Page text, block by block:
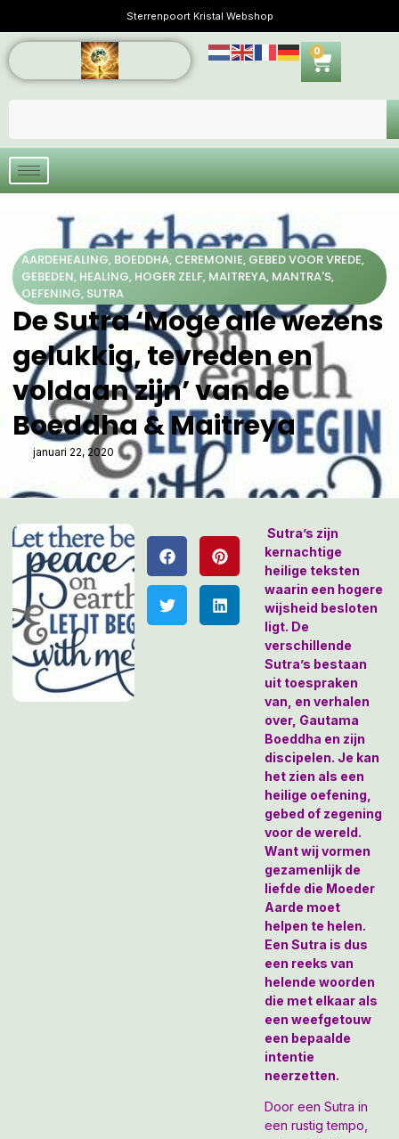
Sterrenpoort Kristal Webshop
0
AARDEHEALING, BOEDDHA, CEREMONIE, GEBED VOOR VREDE,
GEBEDEN, HEALING, HOGER ZELF, MAITREYA, MANTRA'S,
OEFENING, SUTRA
De Sutra ‘Moge alle wezens
gelukkig, tevreden en
voldaan zijn’ van de
Boeddha & Maitreya
januari 22, 2020
Sutra’s zijn
kernachtige
heilige teksten
waarin een hogere
wijsheid besloten
ligt. De
verschillende
Sutra’s bestaan
uit toespraken
van, en verhalen
over, Gautama
Boeddha en zijn
discipelen. Je kan
het zien als een
heilige oefening,
gebed of zegening
voor de wereld.
Want wij vormen
gezamenlijk de
liefde die Moeder
Aarde moet
helpen te helen.
Een Sutra is dus
een reeks van
helende woorden
die met elkaar als
een weefgetouw
een bepaalde
intentie
neerzetten.
Door een Sutra in
een rustig tempo,